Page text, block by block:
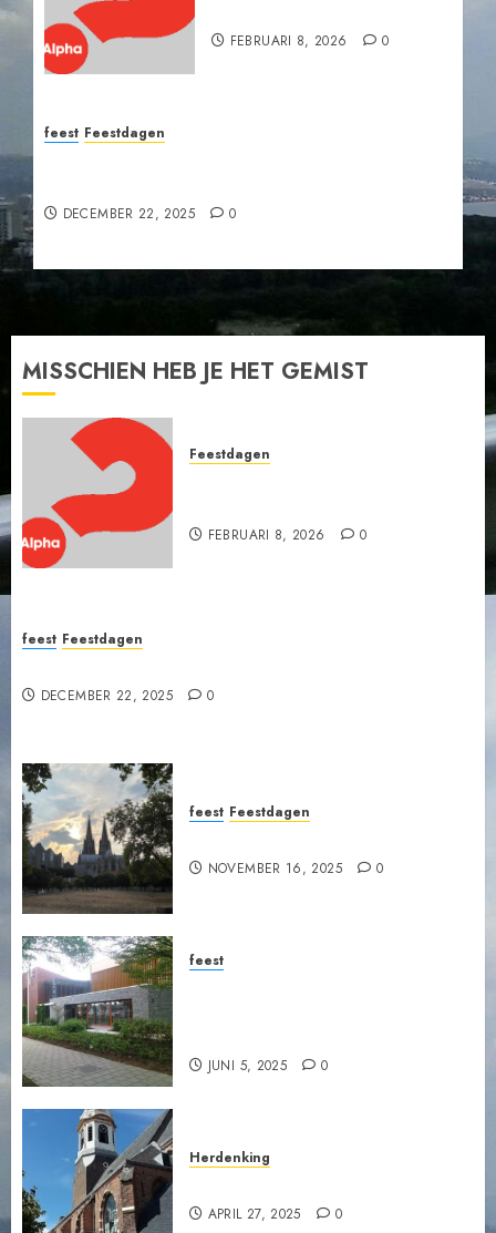
FEBRUARI 8, 2026 0
feest Feestdagen
DECEMBER 22, 2025 0
MISSCHIEN HEB JE HET GEMIST
Feestdagen
FEBRUARI 8, 2026 0
feest Feestdagen
DECEMBER 22, 2025 0
feest Feestdagen
NOVEMBER 16, 2025 0
feest
JUNI 5, 2025 0
Herdenking
APRIL 27, 2025 0